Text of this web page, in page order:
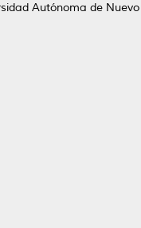
Autónoma de Nuevo